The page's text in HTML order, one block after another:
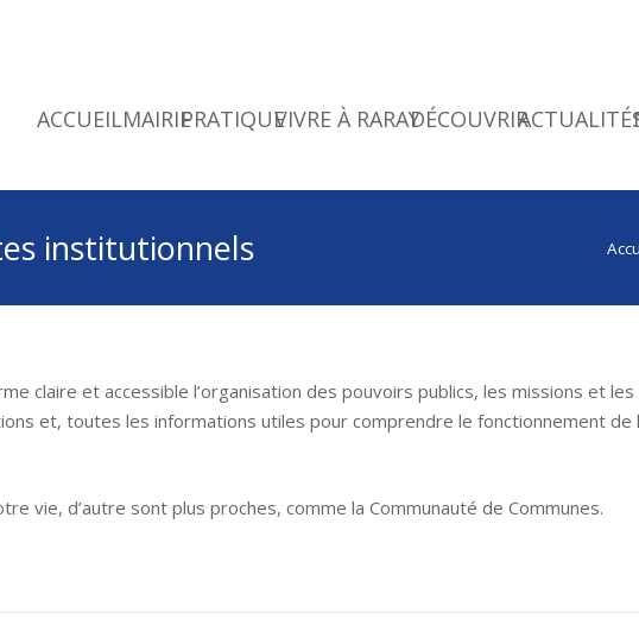
ACCUEILMAIRIEPRATIQUEVIVRE À RARAYDÉCOUVRIR
institutionnels
claire et accessible l’organisation des pouvoirs publics, les missions et les
et, toutes les informations utiles pour comprendre le fonctionnement de
vie, d’autre sont plus proches, comme la Communauté de Communes.